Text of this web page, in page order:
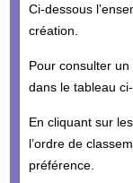
Ci-dessous
création.
Pour consulter
dans le tableau
En cliquant sur
l’ordre de
préférence.